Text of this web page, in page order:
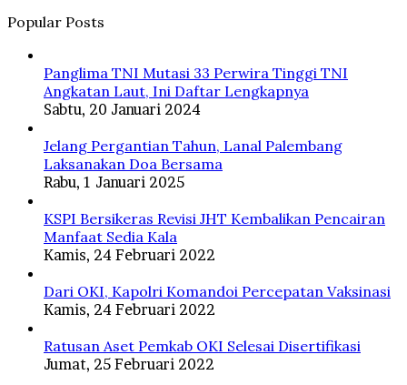
Popular Posts
Panglima TNI Mutasi 33 Perwira Tinggi TNI
Angkatan Laut, Ini Daftar Lengkapnya
Sabtu, 20 Januari 2024
Jelang Pergantian Tahun, Lanal Palembang
Laksanakan Doa Bersama
Rabu, 1 Januari 2025
KSPI Bersikeras Revisi JHT Kembalikan Pencairan
Manfaat Sedia Kala
Kamis, 24 Februari 2022
Dari OKI, Kapolri Komandoi Percepatan Vaksinasi
Kamis, 24 Februari 2022
Ratusan Aset Pemkab OKI Selesai Disertifikasi
Jumat, 25 Februari 2022